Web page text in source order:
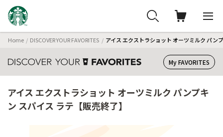
Home DISCOVER YOUR FAVORITES アイス エクストラショット オーツミルク パン
My FAVORITES
アイス エクストラショット オーツミルク パンプキ
ン スパイス ラテ【販売終了】